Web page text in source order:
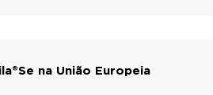
na União Europeia